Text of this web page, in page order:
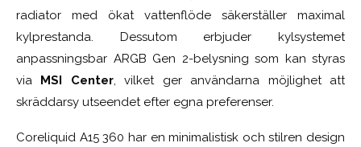
radiator med ökat vattenflöde säkerställer maximal
kylprestanda. Dessutom erbjuder kylsystemet
anpassningsbar ARGB Gen 2-belysning som kan styras
via MSI Center, vilket ger användarna möjlighet att
skräddarsy utseendet efter egna preferenser.
Coreliquid A15 360 har en minimalistisk och stilren design